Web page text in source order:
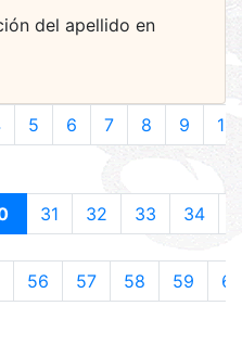
del apellido en
5 6 7 8 9 10
31 32 33 34
56 57 58 59 60